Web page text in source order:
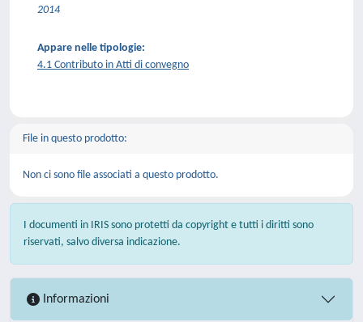
2014
Appare nelle tipologie:
4.1 Contributo in Atti di convegno
File in questo prodotto:
Non ci sono file associati a questo prodotto.
I documenti in IRIS sono protetti da copyright e tutti i diritti sono
riservati, salvo diversa indicazione.
Informazioni